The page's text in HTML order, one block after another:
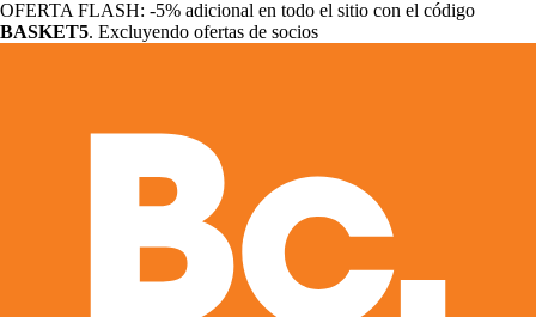
OFERTA FLASH: -5% adicional en todo el sitio con el código
BASKET5. Excluyendo ofertas de socios